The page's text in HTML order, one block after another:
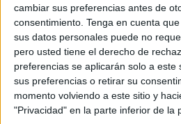
cambiar sus preferencias antes de
consentimiento. Tenga en cuenta
sus datos personales puede no
pero usted tiene el derecho de
preferencias se aplicarán solo a este
sus preferencias o retirar su
momento volviendo a este sitio y
"Privacidad" en la parte inferior de la
Orgullo de un
su humanidad
HACE 1 HORA
Aplazado el
Tánger y el FC
HACE 2 HORAS